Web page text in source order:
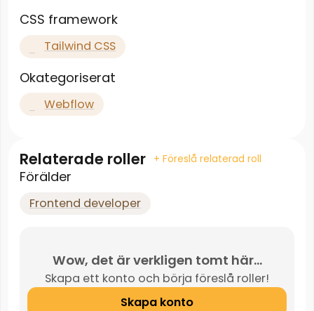
CSS framework
Tailwind CSS
Okategoriserat
Webflow
Relaterade roller + Föreslå relaterad roll
Förälder
Frontend developer
Wow, det är verkligen tomt här...
Skapa ett konto och börja föreslå roller!
Skapa konto